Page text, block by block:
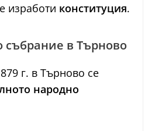
изработи конституция.
събрание в Търново
г. в Търново се
народно